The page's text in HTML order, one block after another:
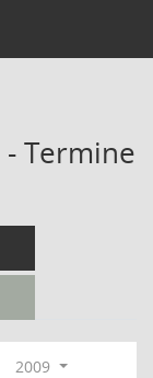
Termine
2009